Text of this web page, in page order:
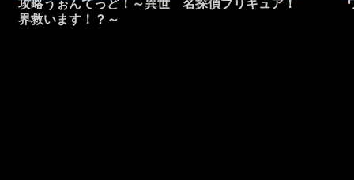
攻略うぉんてっど！～異世
界救います！？～
名探偵プリキュア！